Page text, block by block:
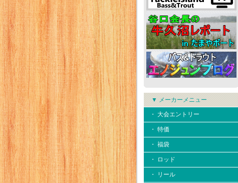
▼ メーカーメニュー
・ 大会エントリー
・ 特価
・ 福袋
・ ロッド
・ リール